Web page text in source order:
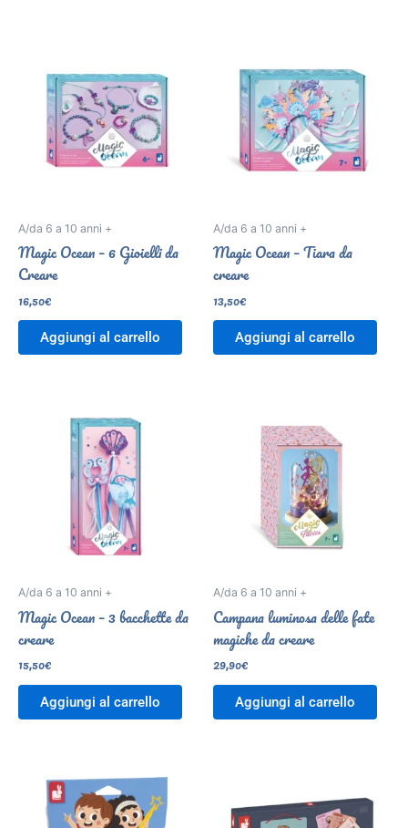
A/da 6 a 10 anni +
Magic Ocean – 6 Gioielli da
Creare
16,50€
Aggiungi al carrello
A/da 6 a 10 anni +
Magic Ocean – Tiara da
creare
13,50€
Aggiungi al carrello
A/da 6 a 10 anni +
Magic Ocean – 3 bacchette da
creare
15,50€
Aggiungi al carrello
A/da 6 a 10 anni +
Campana luminosa delle fate
magiche da creare
29,90€
Aggiungi al carrello